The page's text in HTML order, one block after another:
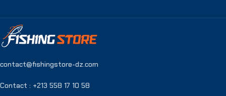
contact@fishingstore-dz.com
Contact : +213 558 17 10 58